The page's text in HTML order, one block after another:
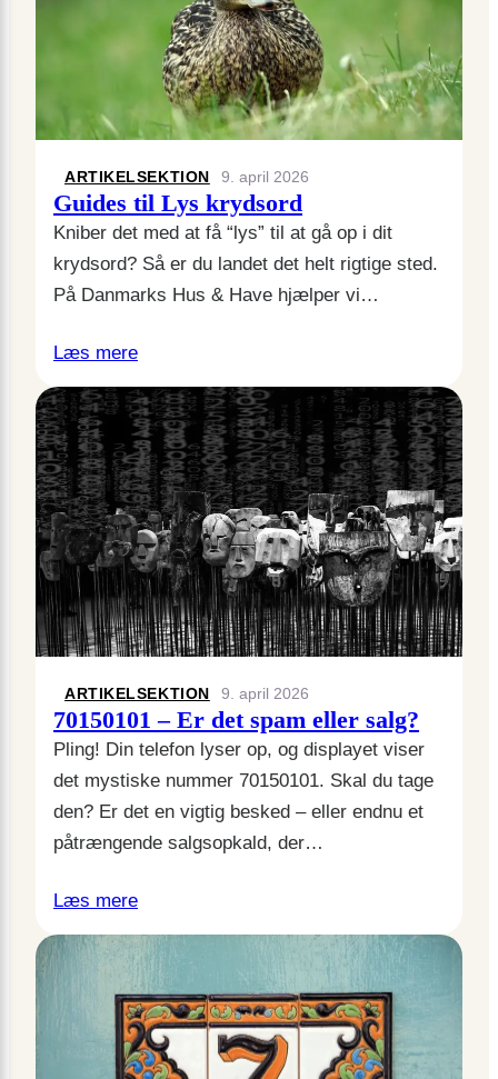
ARTIKELSEKTION 9. april 2026
Guides til Lys krydsord
Kniber det med at få “lys” til at gå op i dit
krydsord? Så er du landet det helt rigtige sted.
På Danmarks Hus & Have hjælper vi…
Læs mere
ARTIKELSEKTION 9. april 2026
70150101 – Er det spam eller salg?
Pling! Din telefon lyser op, og displayet viser
det mystiske nummer 70150101. Skal du tage
den? Er det en vigtig besked – eller endnu et
påtrængende salgsopkald, der…
Læs mere